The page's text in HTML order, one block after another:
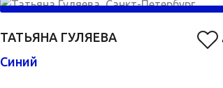
ТАТЬЯНА ГУЛЯЕВА
Синий